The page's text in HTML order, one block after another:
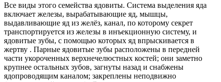
Все виды этого семейства ядовиты. Система выделения яда
включает железы, вырабатывающие яд, мышцы,
выдавливающие яд из желёз, канал, по которому секрет
транспортируется из железы в инъекционную систему, и
ядовитые зубы, с помощью которых яд впрыскивается в
жертву . Парные ядовитые зубы расположены в передней
части укороченных верхнечелюстных костей; они заметно
крупнее остальных зубов, загнуты назад и снабжены
ядопроводящим каналом; закреплены неподвижно